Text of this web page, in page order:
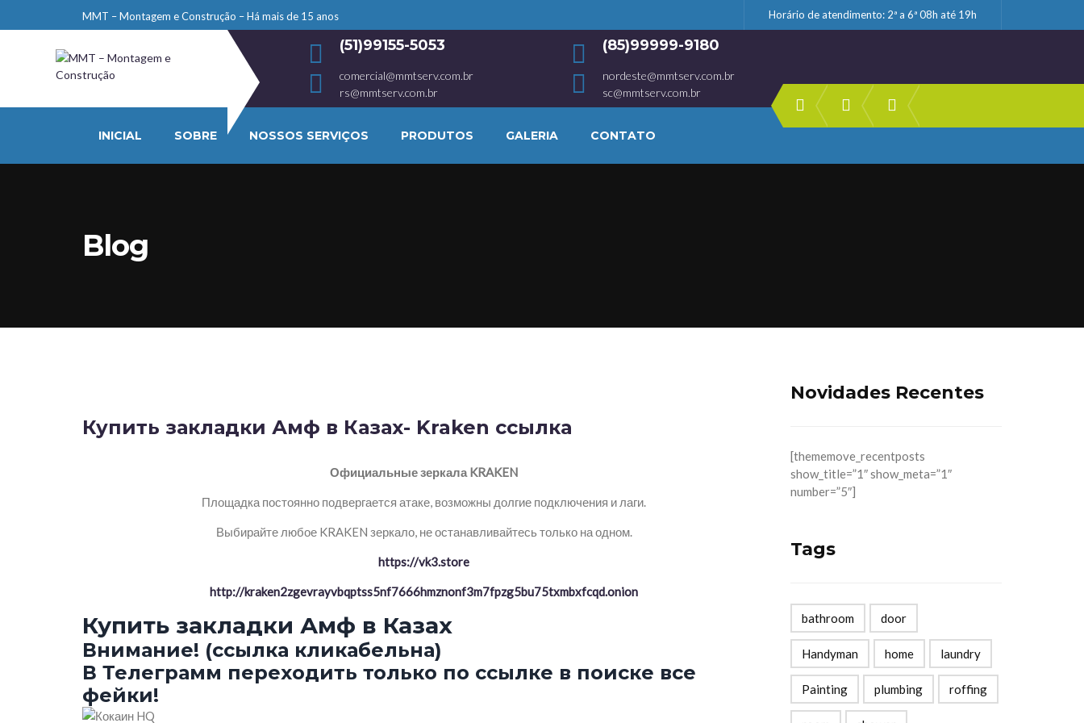
MMT – Montagem e Construção – Há mais de 15 anos Horário de atendimento: 2ª a 6ª 08h até 19h
(51)99155-5053 (85)99999-9180
comercial@mmtserv.com.br
rs@mmtserv.com.br
nordeste@mmtserv.com.br
sc@mmtserv.com.br
INICIAL SOBRE NOSSOS SERVIÇOS PRODUTOS GALERIA CONTATO
Blog
Купить закладки Амф в Казах- Kraken ссылка
Официальные зеркала KRAKEN
Площадка постоянно подвергается атаке, возможны долгие подключения и лаги.
Выбирайте любое KRAKEN зеркало, не останавливайтесь только на одном.
https://vk3.store
http://kraken2zgevrayvbqptss5nf7666hmznonf3m7fpzg5bu75txmbxfcqd.onion
Купить закладки Амф в Казах
Внимание! (ссылка кликабельна)
В Телеграмм переходить только по ссылке в поиске все
фейки!
Novidades Recentes
[thememove_recentposts
show_title=”1″ show_meta=”1″
number=”5″]
Tags
bathroom door
Handyman home laundry
Painting plumbing roffing